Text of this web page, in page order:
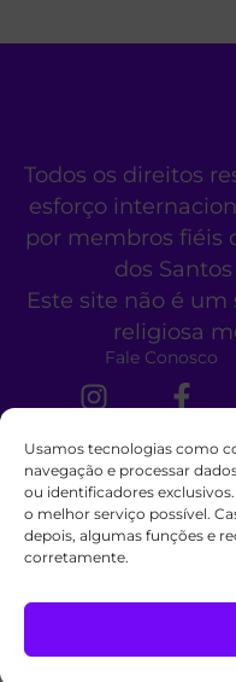
Usamos tecnologias como
navegação e processar
ou identificadores
o melhor serviço possível.
depois, algumas funções e
corretamente.
Todos os direitos
esforço
por membros fiéis
dos
Este site não é
religiosa
Fale Conosco